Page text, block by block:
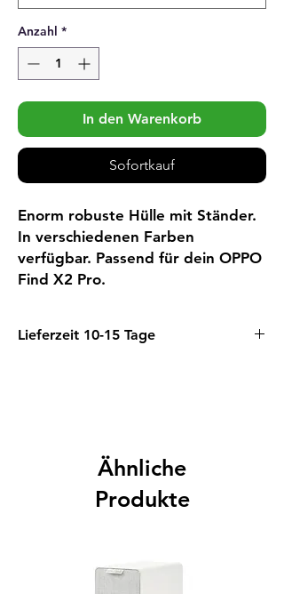
Anzahl *
In den Warenkorb
Sofortkauf
Enorm robuste Hülle mit Ständer.
In verschiedenen Farben
verfügbar. Passend für dein OPPO
Find X2 Pro.
Lieferzeit 10-15 Tage
Ähnliche
Produkte